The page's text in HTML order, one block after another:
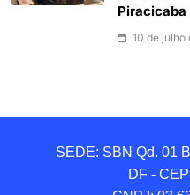
Piracicaba
10 de julho
SEDE: SBN Qd. 01
DF -